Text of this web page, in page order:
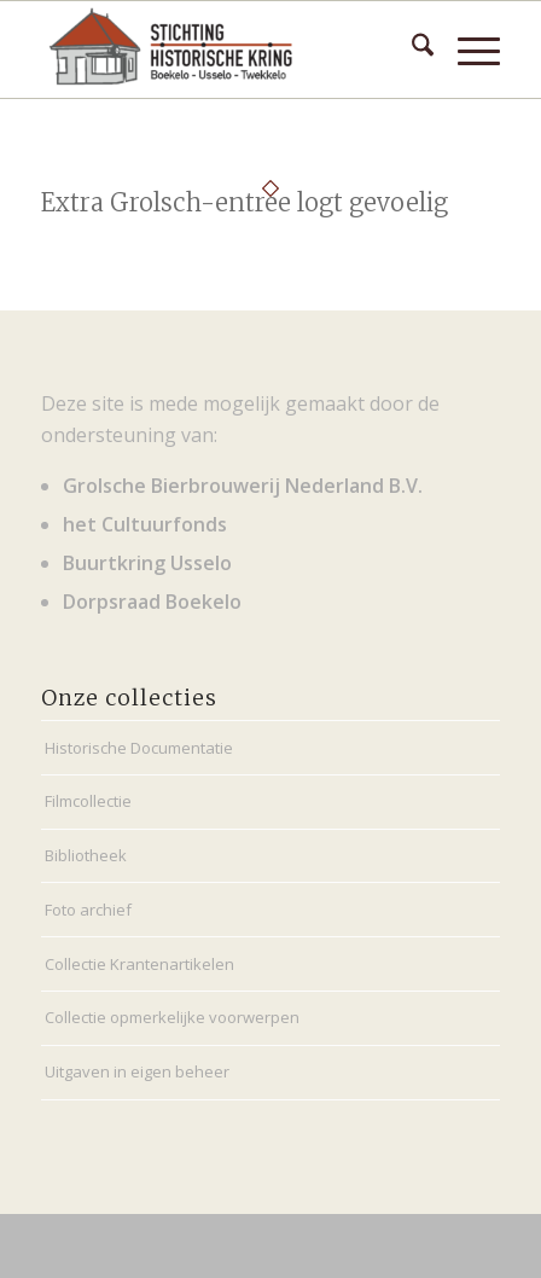
Extra Grolsch-entree logt gevoelig
Deze site is mede mogelijk gemaakt door de
ondersteuning van:
Grolsche Bierbrouwerij Nederland B.V.
het Cultuurfonds
Buurtkring Usselo
Dorpsraad Boekelo
Onze collecties
Historische Documentatie
Filmcollectie
Bibliotheek
Foto archief
Collectie Krantenartikelen
Collectie opmerkelijke voorwerpen
Uitgaven in eigen beheer